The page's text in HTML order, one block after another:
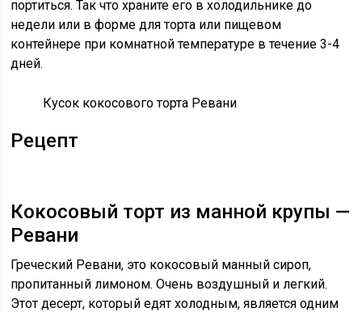
портиться. Так что храните его в холодильнике до
недели или в форме для торта или пищевом
контейнере при комнатной температуре в течение 3-4
дней.
Кусок кокосового торта Ревани
Рецепт
Кокосовый торт из манной крупы —
Ревани
Греческий Ревани, это кокосовый манный сироп,
пропитанный лимоном. Очень воздушный и легкий.
Этот десерт, который едят холодным, является одним